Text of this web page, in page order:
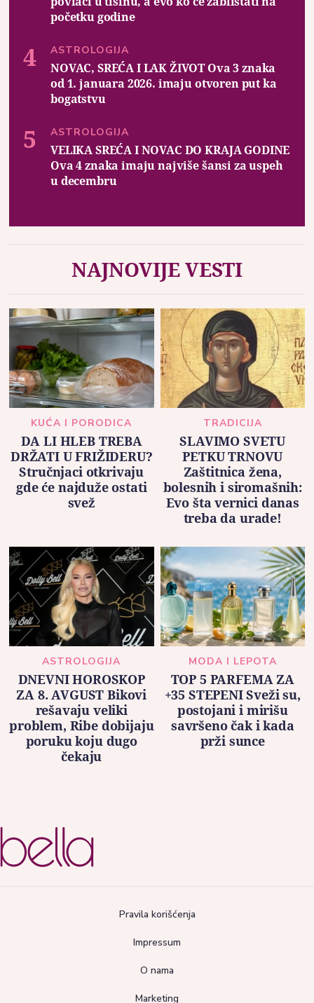
početku godine
ASTROLOGIJA
NOVAC, SREĆA I LAK ŽIVOT Ova 3 znaka
od 1. januara 2026. imaju otvoren put ka
bogatstvu
ASTROLOGIJA
VELIKA SREĆA I NOVAC DO KRAJA GODINE
Ova 4 znaka imaju najviše šansi za uspeh
u decembru
NAJNOVIJE VESTI
KUĆA I PORODICA
DA LI HLEB TREBA
DRŽATI U FRIŽIDERU?
Stručnjaci otkrivaju
gde će najduže ostati
svež
TRADICIJA
SLAVIMO SVETU
PETKU TRNOVU
Zaštitnica žena,
bolesnih i siromašnih:
Evo šta vernici danas
treba da urade!
ASTROLOGIJA
DNEVNI HOROSKOP
ZA 8. AVGUST Bikovi
rešavaju veliki
problem, Ribe dobijaju
poruku koju dugo
čekaju
MODA I LEPOTA
TOP 5 PARFEMA ZA
+35 STEPENI Sveži su,
postojani i mirišu
savršeno čak i kada
prži sunce
Pravila korišćenja
Impressum
O nama
Marketing